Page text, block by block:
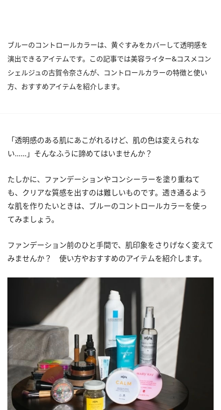
ブルーのコントロールカラーは、黄ぐすみをカバーして透明感を
演出できるアイテムです。この記事では美容ライター&コスメコン
シェルジュの古賀令奈さんが、コントロールカラーの特徴と使い
方、おすすめアイテムを紹介します。
「透明感のある肌にあこがれるけど、肌の色は変えられな
い……」そんなふうに諦めてはいませんか？
たしかに、ファンデーションやコンシーラーを塗り重ねて
も、クリアな質感を出すのは難しいものです。透き通るよう
な肌を作りたいときは、ブルーのコントロールカラーを使っ
てみましょう。
ファンデーション前のひと手間で、肌印象をさりげなく変えて
みませんか？ 使い方やおすすめのアイテムを紹介します。